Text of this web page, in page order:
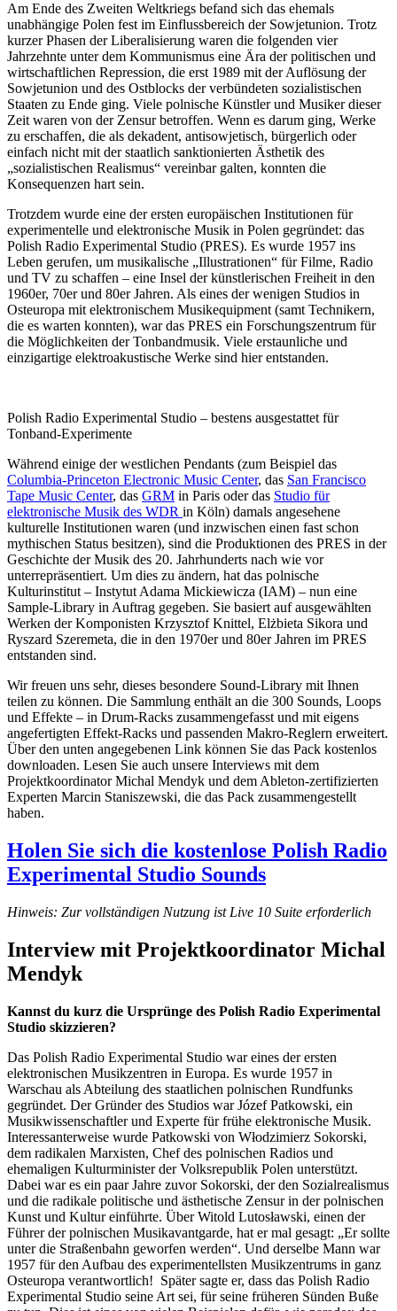
Am Ende des Zweiten Weltkriegs befand sich das ehemals
unabhängige Polen fest im Einflussbereich der Sowjetunion. Trotz
kurzer Phasen der Liberalisierung waren die folgenden vier
Jahrzehnte unter dem Kommunismus eine Ära der politischen und
wirtschaftlichen Repression, die erst 1989 mit der Auflösung der
Sowjetunion und des Ostblocks der verbündeten sozialistischen
Staaten zu Ende ging. Viele polnische Künstler und Musiker dieser
Zeit waren von der Zensur betroffen. Wenn es darum ging, Werke
zu erschaffen, die als dekadent, antisowjetisch, bürgerlich oder
einfach nicht mit der staatlich sanktionierten Ästhetik des
„sozialistischen Realismus“ vereinbar galten, konnten die
Konsequenzen hart sein.
Trotzdem wurde eine der ersten europäischen Institutionen für
experimentelle und elektronische Musik in Polen gegründet: das
Polish Radio Experimental Studio (PRES). Es wurde 1957 ins
Leben gerufen, um musikalische „Illustrationen“ für Filme, Radio
und TV zu schaffen – eine Insel der künstlerischen Freiheit in den
1960er, 70er und 80er Jahren. Als eines der wenigen Studios in
Osteuropa mit elektronischem Musikequipment (samt Technikern,
die es warten konnten), war das PRES ein Forschungszentrum für
die Möglichkeiten der Tonbandmusik. Viele erstaunliche und
einzigartige elektroakustische Werke sind hier entstanden.
Polish Radio Experimental Studio – bestens ausgestattet für
Tonband-Experimente
Während einige der westlichen Pendants (zum Beispiel das
Columbia-Princeton Electronic Music Center, das San Francisco
Tape Music Center, das GRM in Paris oder das Studio für
elektronische Musik des WDR in Köln) damals angesehene
kulturelle Institutionen waren (und inzwischen einen fast schon
mythischen Status besitzen), sind die Produktionen des PRES in der
Geschichte der Musik des 20. Jahrhunderts nach wie vor
unterrepräsentiert. Um dies zu ändern, hat das polnische
Kulturinstitut – Instytut Adama Mickiewicza (IAM) – nun eine
Sample-Library in Auftrag gegeben. Sie basiert auf ausgewählten
Werken der Komponisten Krzysztof Knittel, Elżbieta Sikora und
Ryszard Szeremeta, die in den 1970er und 80er Jahren im PRES
entstanden sind.
Wir freuen uns sehr, dieses besondere Sound-Library mit Ihnen
teilen zu können. Die Sammlung enthält an die 300 Sounds, Loops
und Effekte – in Drum-Racks zusammengefasst und mit eigens
angefertigten Effekt-Racks und passenden Makro-Reglern erweitert.
Über den unten angegebenen Link können Sie das Pack kostenlos
downloaden. Lesen Sie auch unsere Interviews mit dem
Projektkoordinator Michal Mendyk und dem Ableton-zertifizierten
Experten Marcin Staniszewski, die das Pack zusammengestellt
haben.
Holen Sie sich die kostenlose Polish Radio
Experimental Studio Sounds
Hinweis: Zur vollständigen Nutzung ist Live 10 Suite erforderlich
Interview mit Projektkoordinator Michal
Mendyk
Kannst du kurz die Ursprünge des Polish Radio Experimental
Studio skizzieren?
Das Polish Radio Experimental Studio war eines der ersten
elektronischen Musikzentren in Europa. Es wurde 1957 in
Warschau als Abteilung des staatlichen polnischen Rundfunks
gegründet. Der Gründer des Studios war Józef Patkowski, ein
Musikwissenschaftler und Experte für frühe elektronische Musik.
Interessanterweise wurde Patkowski von Włodzimierz Sokorski,
dem radikalen Marxisten, Chef des polnischen Radios und
ehemaligen Kulturminister der Volksrepublik Polen unterstützt.
Dabei war es ein paar Jahre zuvor Sokorski, der den Sozialrealismus
und die radikale politische und ästhetische Zensur in der polnischen
Kunst und Kultur einführte. Über Witold Lutosławski, einen der
Führer der polnischen Musikavantgarde, hat er mal gesagt: „Er sollte
unter die Straßenbahn geworfen werden“. Und derselbe Mann war
1957 für den Aufbau des experimentellsten Musikzentrums in ganz
Osteuropa verantwortlich! Später sagte er, dass das Polish Radio
Experimental Studio seine Art sei, für seine früheren Sünden Buße